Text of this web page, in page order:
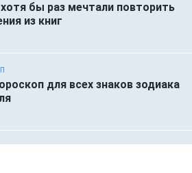
бы раз мечтали повторить
из книг
для всех знаков зодиака